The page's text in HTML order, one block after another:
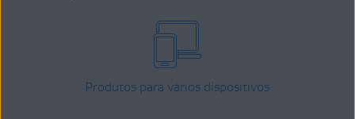
Produtos para vários dispositivos